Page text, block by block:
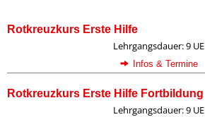
Rotkreuzkurs Erste Hilfe
Lehrgangsdauer: 9 UE
Infos & Termine
Rotkreuzkurs Erste Hilfe Fortbildung
Lehrgangsdauer: 9 UE